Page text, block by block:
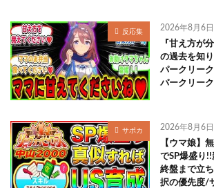
反応集 2026年8月6日
『甘え方が
の過去を知
パークリー
パークリーク
サポカ 2026年8月6日
【ウマ娘】
でSP爆盛り
終盤まで立
択の優先度/